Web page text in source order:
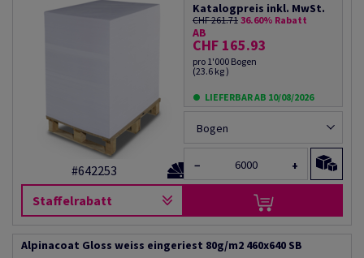
#642253
Staffelrabatt
Katalogpreis inkl. MwSt.
CHF 261.71 36.60% Rabatt
AB
CHF 165.93
pro 1'000 Bogen
(23.6 kg )
LIEFERBAR AB 10/08/2026
Bogen
− +
Alpinacoat Gloss weiss eingeriest 80g/m2 460x640 SB